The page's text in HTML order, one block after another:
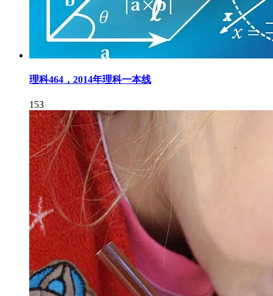
理科464，2014年理科一本线
153